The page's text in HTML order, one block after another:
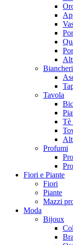
Tavola
Tè
Profumi
Fiori e Piante
Fiori
Piante
Mazzi
Moda
Bijoux